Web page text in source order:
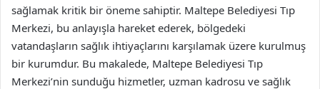
sağlamak kritik bir öneme sahiptir. Maltepe Belediyesi Tıp
Merkezi, bu anlayışla hareket ederek, bölgedeki
vatandaşların sağlık ihtiyaçlarını karşılamak üzere kurulmuş
bir kurumdur. Bu makalede, Maltepe Belediyesi Tıp
Merkezi’nin sunduğu hizmetler, uzman kadrosu ve sağlık